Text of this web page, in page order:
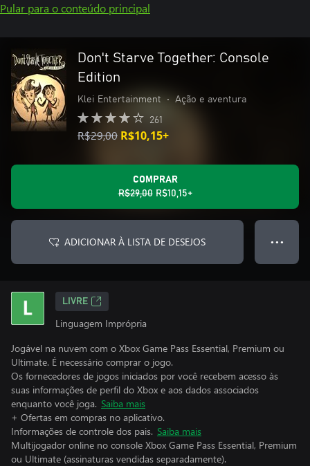
Pular para o conteúdo principal
Don't Starve Together: Console
Edition
Klei Entertainment • Ação e aventura
261
R$29,00 R$10,15+
COMPRAR
R$29,00 R$10,15+
ADICIONAR À LISTA DE DESEJOS ● ● ●
LIVRE
Linguagem Imprópria
Jogável na nuvem com o Xbox Game Pass Essential, Premium ou
Ultimate. É necessário comprar o jogo.
Os fornecedores de jogos iniciados por você recebem acesso às
suas informações de perfil do Xbox e aos dados associados
enquanto você joga. Saiba mais
+ Ofertas em compras no aplicativo.
Informações de controle dos pais. Saiba mais
Multijogador online no console Xbox Game Pass Essential, Premium
ou Ultimate (assinaturas vendidas separadamente).